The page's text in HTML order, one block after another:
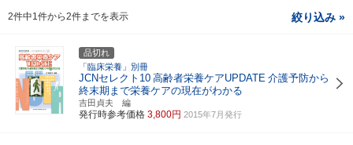
2件中1件から2件までを表示 絞り込み »
品切れ
「臨床栄養」別冊
JCNセレクト10 高齢者栄養ケアUPDATE 介護予防から
終末期まで栄養ケアの現在がわかる
吉田貞夫 編
発行時参考価格 3,800円 2015年7月発行